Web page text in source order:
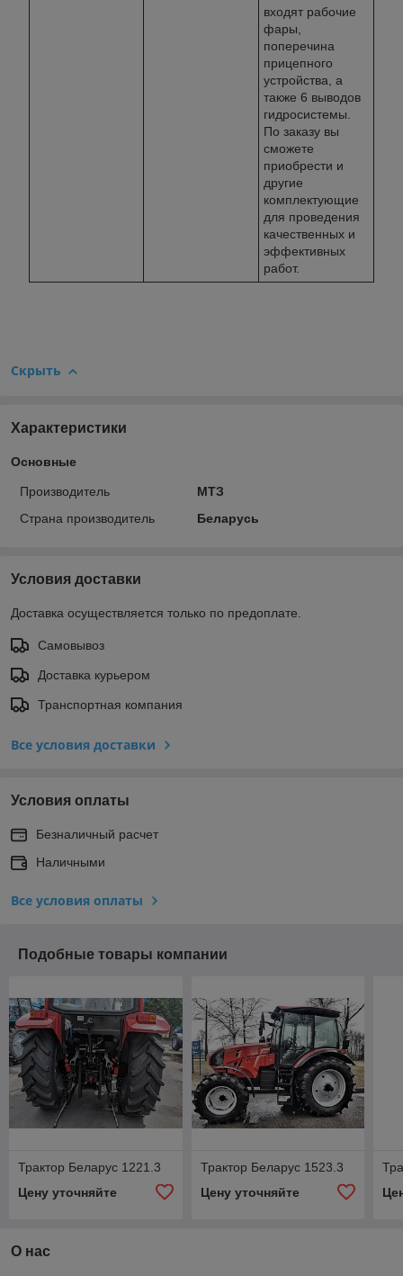
входят рабочие
фары,
поперечина
прицепного
устройства, а
также 6 выводов
гидросистемы.
По заказу вы
сможете
приобрести и
другие
комплектующие
для проведения
качественных и
эффективных
работ.
Скрыть
Характеристики
Основные
Производитель
МТЗ
Страна производитель
Беларусь
Условия доставки
Доставка осуществляется только по предоплате.
Самовывоз
Доставка курьером
Транспортная компания
Все условия доставки
Условия оплаты
Безналичный расчет
Наличными
Все условия оплаты
Подобные товары компании
Трактор Беларус 1221.3
Цену уточняйте
Трактор Беларус 1523.3
Цену уточняйте
О нас